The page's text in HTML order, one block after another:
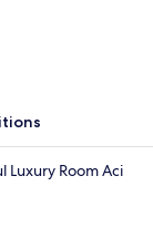
Luxury Room Aci